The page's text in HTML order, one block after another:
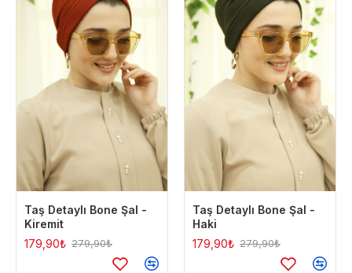
Taş Detaylı Bone Şal -
Kiremit
179,90₺ 279,90₺
Taş Detaylı Bone Şal -
Haki
179,90₺ 279,90₺